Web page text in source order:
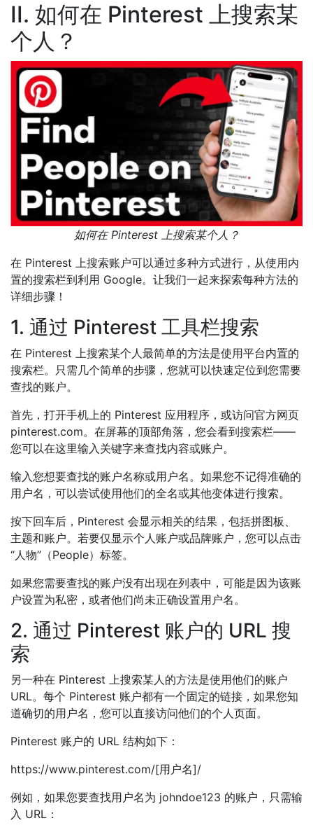
II. 如何在 Pinterest 上搜索某
个人？
如何在 Pinterest 上搜索某个人？
在 Pinterest 上搜索账户可以通过多种方式进行，从使用内
置的搜索栏到利用 Google。让我们一起来探索每种方法的
详细步骤！
1. 通过 Pinterest 工具栏搜索
在 Pinterest 上搜索某个人最简单的方法是使用平台内置的
搜索栏。只需几个简单的步骤，您就可以快速定位到您需要
查找的账户。
首先，打开手机上的 Pinterest 应用程序，或访问官方网页
pinterest.com。在屏幕的顶部角落，您会看到搜索栏——
您可以在这里输入关键字来查找内容或账户。
输入您想要查找的账户名称或用户名。如果您不记得准确的
用户名，可以尝试使用他们的全名或其他变体进行搜索。
按下回车后，Pinterest 会显示相关的结果，包括拼图板、
主题和账户。若要仅显示个人账户或品牌账户，您可以点击
“人物”（People）标签。
如果您需要查找的账户没有出现在列表中，可能是因为该账
户设置为私密，或者他们尚未正确设置用户名。
2. 通过 Pinterest 账户的 URL 搜
索
另一种在 Pinterest 上搜索某人的方法是使用他们的账户
URL。每个 Pinterest 账户都有一个固定的链接，如果您知
道确切的用户名，您可以直接访问他们的个人页面。
Pinterest 账户的 URL 结构如下：
https://www.pinterest.com/[用户名]/
例如，如果您要查找用户名为 johndoe123 的账户，只需输
入 URL：